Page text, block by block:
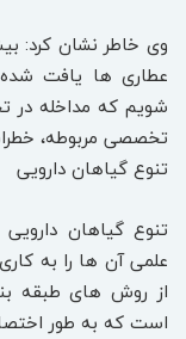
عطاری ها یافت
شویم که مداخله در
تخصصی مربوطه،
تنوع گیاهان دارویی
تنوع گیاهان
علمی آن ها را به
از روش های طبقه
است که به طور